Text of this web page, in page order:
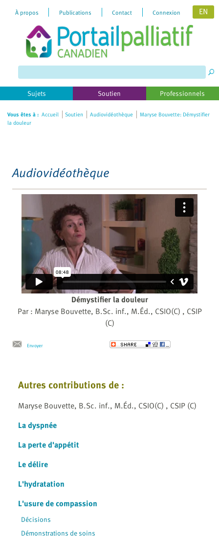
website
includes
an
accessibility
system.
À propos Publications Contact Connexion EN
Sujets Soutien Professionnels
Vous êtes à : Accueil Soutien Audiovidéothèque
Maryse Bouvette: Démystifier
la douleur
Audiovidéothèque
Démystifier la douleur
Par : Maryse Bouvette, B.Sc. inf., M.Éd., CSIO(C) , CSIP
(C)
Envoyer
Autres contributions de :
Maryse Bouvette, B.Sc. inf., M.Éd., CSIO(C) , CSIP (C)
La dyspnée
La perte d'appétit
Le délire
L'hydratation
L'usure de compassion
Décisions
Démonstrations de soins